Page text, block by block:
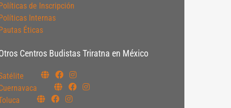
de Inscripción
Internas
Éticas
Centros Budistas Triratna en México